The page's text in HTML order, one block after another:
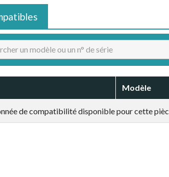
Modèle
de compatibilité disponible pour cette